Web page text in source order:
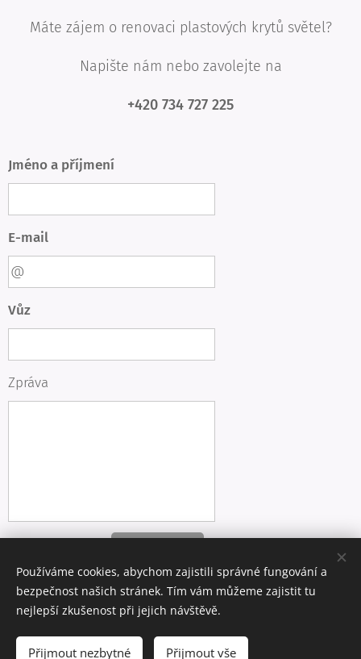
Máte zájem o renovaci plastových krytů světel?
Napište nám nebo zavolejte na
+420 734 727 225
Jméno a příjmení
E-mail
Vůz
Zpráva
© 2026 Xenony Bi-Xenony Praha
Používáme cookies, abychom zajistili správné fungování a
bezpečnost našich stránek. Tím vám můžeme zajistit tu
nejlepší zkušenost při jejich návštěvě.
Přijmout nezbytné Přijmout vše